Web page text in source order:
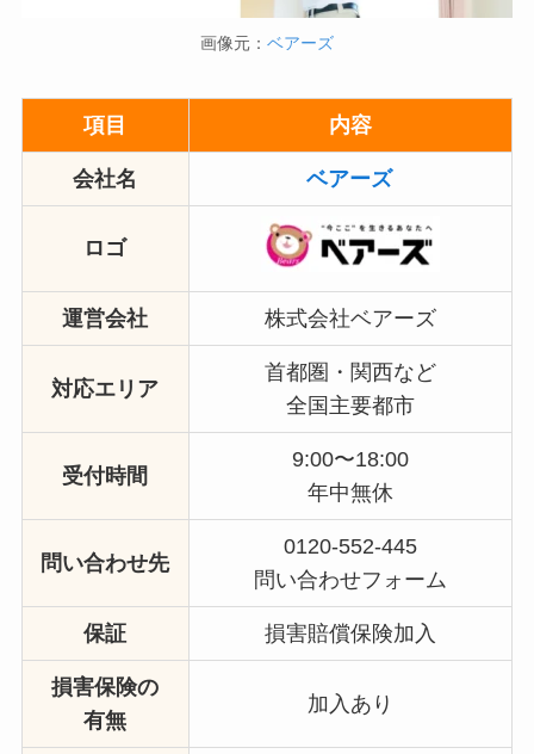
画像元： ベアーズ
項目 内容
会社名 ベアーズ
ロゴ
運営会社 株式会社ベアーズ
対応エリア
首都圏・関西など
全国主要都市
受付時間
9:00〜18:00
年中無休
問い合わせ先
0120-552-445
問い合わせフォーム
保証 損害賠償保険加入
損害保険の
有無
加入あり